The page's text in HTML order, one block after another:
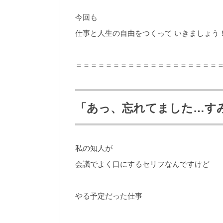
今回も
仕事と人生の自由をつくって いきましょう！
＝＝＝＝＝＝＝＝＝＝＝＝＝＝＝＝＝＝＝
「あっ、忘れてました…す
私の知人が
会議でよく口にするセリフなんですけど
やる予定だった仕事